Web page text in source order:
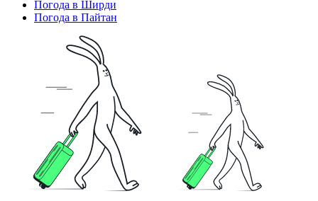
Погода в Ширди
Погода в Пайтан